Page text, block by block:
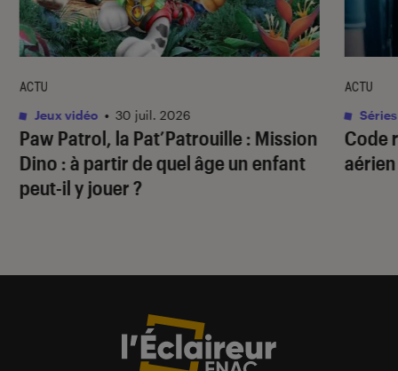
Paw Patrol, la Pat’Patrouille : Mission
Dino : à partir de quel âge un enfant
peut-il y jouer ?
ACTU
Jeux vidéo • 30 juil. 2026
Code
ACTU
Séries